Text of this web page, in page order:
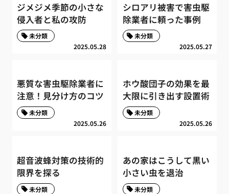
ジメジメ季節の小さな
侵入者と私の攻防
2025.05.28
未分類
シロアリ被害で害虫駆
除業者に頼った事例
2025.05.27
未分類
悪質な害虫駆除業者に
注意！見分け方のコツ
2025.05.26
未分類
ホウ酸団子の効果を最
大限に引き出す設置術
2025.05.26
未分類
超音波蜂対策の技術的
限界を探る
未分類
あの家はこうして黒い
小さい虫を退治
未分類